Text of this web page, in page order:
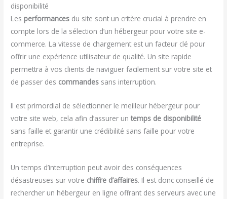
disponibilité
Les performances du site sont un critère crucial à prendre en
compte lors de la sélection d’un hébergeur pour votre site e-
commerce. La vitesse de chargement est un facteur clé pour
offrir une expérience utilisateur de qualité. Un site rapide
permettra à vos clients de naviguer facilement sur votre site et
de passer des commandes sans interruption.
Il est primordial de sélectionner le meilleur hébergeur pour
votre site web, cela afin d’assurer untemps de disponibilité
sans faille et garantir une crédibilité sans faille pour votre
entreprise.
Un temps d’interruption peut avoir des conséquences
désastreuses sur votre chiffre d’affaires. Il est donc conseillé de
rechercher un hébergeur en ligne offrant des serveurs avec une